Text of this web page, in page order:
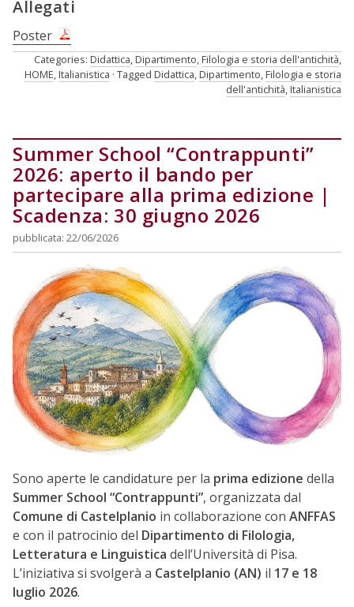
Allegati
Poster
Categories: Didattica,Dipartimento,Filologia e storia dell'antichità,
HOME,Italianistica Tagged Didattica,Dipartimento,Filologia e storia
dell'antichità,Italianistica
Summer School “Contrappunti”
2026: aperto il bando per
partecipare alla prima edizione |
Scadenza: 30 giugno 2026
pubblicata: 22/06/2026
Sono aperte le candidature per la prima edizione della
Summer School “Contrappunti”, organizzata dal
Comune di Castelplanio in collaborazione con ANFFAS
e con il patrocinio del Dipartimento di Filologia,
Letteratura e Linguistica dell’Università di Pisa.
L’iniziativa si svolgerà a Castelplanio (AN) il 17 e 18
luglio 2026.